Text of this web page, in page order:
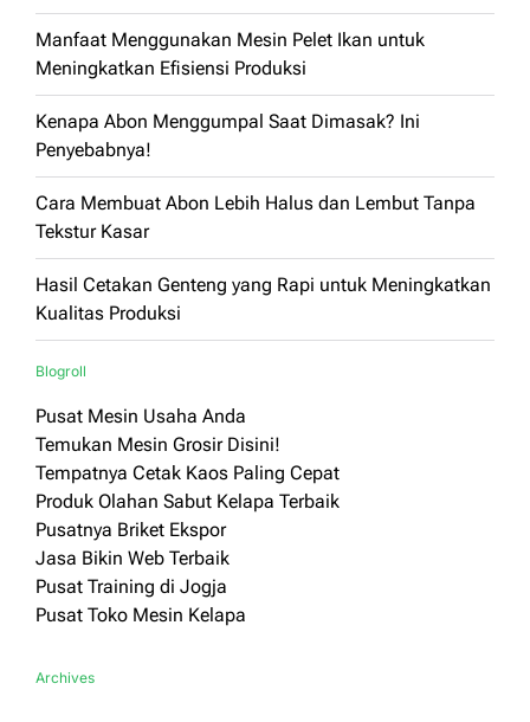
Manfaat Menggunakan Mesin Pelet Ikan untuk
Meningkatkan Efisiensi Produksi
Kenapa Abon Menggumpal Saat Dimasak? Ini
Penyebabnya!
Cara Membuat Abon Lebih Halus dan Lembut Tanpa
Tekstur Kasar
Hasil Cetakan Genteng yang Rapi untuk Meningkatkan
Kualitas Produksi
Blogroll
Pusat Mesin Usaha Anda
Temukan Mesin Grosir Disini!
Tempatnya Cetak Kaos Paling Cepat
Produk Olahan Sabut Kelapa Terbaik
Pusatnya Briket Ekspor
Jasa Bikin Web Terbaik
Pusat Training di Jogja
Pusat Toko Mesin Kelapa
Archives